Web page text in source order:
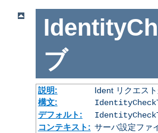
ブ
説明:
Ident リクエス
構文:
デフォルト:
コンテキスト: サーバ設定ファ